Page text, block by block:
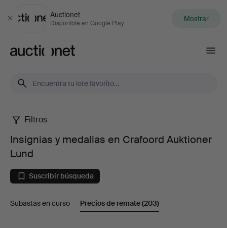
Cerrar
Auctionet
Disponible en Google Play Mostrar
Insignias
medallas
en
Filtros
Insignias y medallas en Crafoord Auktioner
Lund
Suscribir búsqueda
Subastas en curso Precios de remate(203)